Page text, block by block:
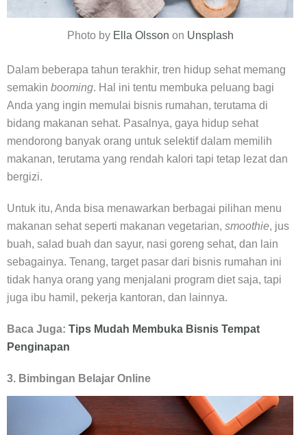
Photo by Ella Olsson on Unsplash
Dalam beberapa tahun terakhir, tren hidup sehat memang
semakin booming. Hal ini tentu membuka peluang bagi
Anda yang ingin memulai bisnis rumahan, terutama di
bidang makanan sehat. Pasalnya, gaya hidup sehat
mendorong banyak orang untuk selektif dalam memilih
makanan, terutama yang rendah kalori tapi tetap lezat dan
bergizi.
Untuk itu, Anda bisa menawarkan berbagai pilihan menu
makanan sehat seperti makanan vegetarian, smoothie, jus
buah, salad buah dan sayur, nasi goreng sehat, dan lain
sebagainya. Tenang, target pasar dari bisnis rumahan ini
tidak hanya orang yang menjalani program diet saja, tapi
juga ibu hamil, pekerja kantoran, dan lainnya.
Baca Juga: Tips Mudah Membuka Bisnis Tempat
Penginapan
3. Bimbingan Belajar Online